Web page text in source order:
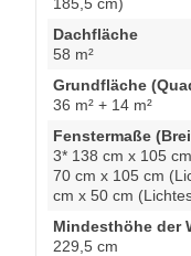
Dachfläche
58 m²
Grundfläche
36 m² + 14 m²
Fenstermaße
3* 138 cm x 105
70 cm x 105 cm
cm x 50 cm
Mindesthöhe der
229,5 cm